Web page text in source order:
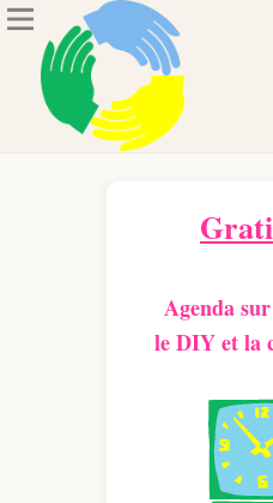
Agenda
le DIY et la